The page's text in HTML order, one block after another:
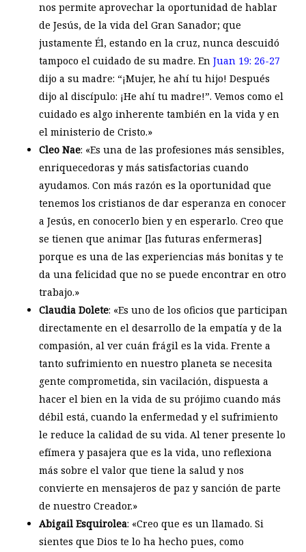
nos permite aprovechar la oportunidad de hablar
de Jesús, de la vida del Gran Sanador; que
justamente Él, estando en la cruz, nunca descuidó
tampoco el cuidado de su madre. En Juan 19: 26-27
dijo a su madre: “¡Mujer, he ahí tu hijo! Después
dijo al discípulo: ¡He ahí tu madre!”. Vemos como el
cuidado es algo inherente también en la vida y en
el ministerio de Cristo.»
Cleo Nae: «Es una de las profesiones más sensibles,
enriquecedoras y más satisfactorias cuando
ayudamos. Con más razón es la oportunidad que
tenemos los cristianos de dar esperanza en conocer
a Jesús, en conocerlo bien y en esperarlo. Creo que
se tienen que animar [las futuras enfermeras]
porque es una de las experiencias más bonitas y te
da una felicidad que no se puede encontrar en otro
trabajo.»
Claudia Dolete: «Es uno de los oficios que participan
directamente en el desarrollo de la empatía y de la
compasión, al ver cuán frágil es la vida. Frente a
tanto sufrimiento en nuestro planeta se necesita
gente comprometida, sin vacilación, dispuesta a
hacer el bien en la vida de su prójimo cuando más
débil está, cuando la enfermedad y el sufrimiento
le reduce la calidad de su vida. Al tener presente lo
efímera y pasajera que es la vida, uno reflexiona
más sobre el valor que tiene la salud y nos
convierte en mensajeros de paz y sanción de parte
de nuestro Creador.»
Abigail Esquirolea: «Creo que es un llamado. Si
sientes que Dios te lo ha hecho pues, como